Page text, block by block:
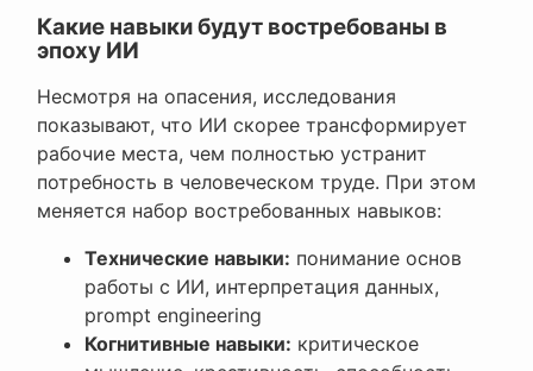
Какие навыки будут востребованы в
эпоху ИИ
Несмотря на опасения, исследования
показывают, что ИИ скорее трансформирует
рабочие места, чем полностью устранит
потребность в человеческом труде. При этом
меняется набор востребованных навыков:
Технические навыки: понимание основ
работы с ИИ, интерпретация данных,
prompt engineering
Когнитивные навыки: критическое